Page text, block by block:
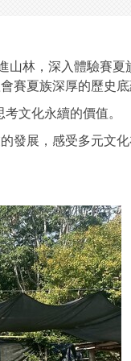
林，深入體驗賽
賽夏族深厚的歷史底
文化永續的價值。
發展，感受多元文